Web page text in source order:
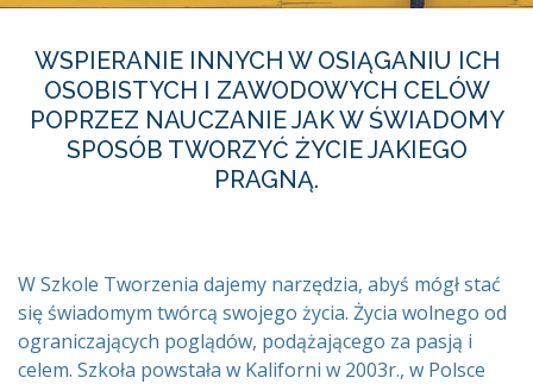
WSPIERANIE INNYCH W OSIĄGANIU ICH
OSOBISTYCH I ZAWODOWYCH CELÓW
POPRZEZ NAUCZANIE JAK W ŚWIADOMY
SPOSÓB TWORZYĆ ŻYCIE JAKIEGO
PRAGNĄ.
W Szkole Tworzenia dajemy narzędzia, abyś mógł stać
się świadomym twórcą swojego życia. Życia wolnego od
ograniczających poglądów, podążającego za pasją i
celem. Szkoła powstała w Kaliforni w 2003r., w Polsce